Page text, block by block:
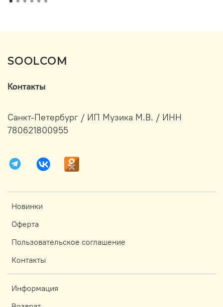
SOOLCOM
Новинки
Оферта
Пользовательское соглашение
Контакты
Информация
Контакты
Санкт-Петербург / ИП Музика М.В. / ИНН
780621800955